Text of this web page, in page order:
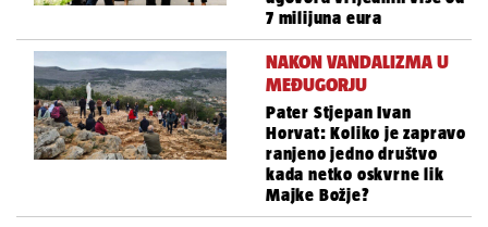
7 milijuna eura
NAKON VANDALIZMA U
MEĐUGORJU
Pater Stjepan Ivan
Horvat: Koliko je zapravo
ranjeno jedno društvo
kada netko oskvrne lik
Majke Božje?